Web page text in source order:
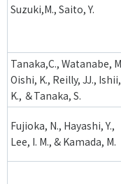
健康とスポーツ
自治体との連携
各教育機関との連携
スポーツ振興団体と
Suzuki,M., Saito, Y.
Tanaka,C., Watanabe,
Oishi, K., Reilly, JJ., Ishii,
K., ＆Tanaka, S.
Fujioka, N., Hayashi, Y.,
Lee, I. M., & Kamada, M.